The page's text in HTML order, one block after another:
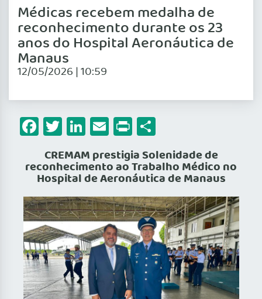
Médicas recebem medalha de
reconhecimento durante os 23
anos do Hospital Aeronáutica de
Manaus
12/05/2026 | 10:59
Facebook
Twitter
LinkedIn
Email
Print
CREMAM prestigia Solenidade de
reconhecimento ao Trabalho Médico no
Hospital de Aeronáutica de Manaus